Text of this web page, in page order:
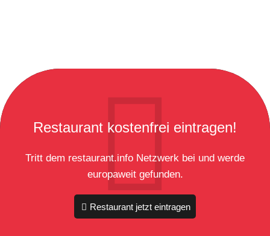
Restaurant kostenfrei eintragen!
Tritt dem restaurant.info Netzwerk bei und werde
europaweit gefunden.
Restaurant jetzt eintragen